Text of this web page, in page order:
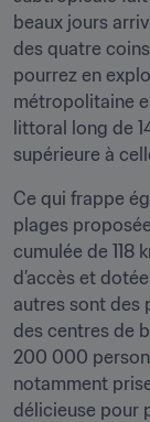
beaux jours
des quatre
pourrez en
métropolitaine
littoral long de
supérieure à
Ce qui frappe
plages
cumulée de 118
d’accès et
autres sont des
des centres de
200 000
notamment
délicieuse pour